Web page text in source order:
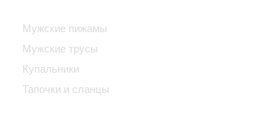
Мужские пижамы
Мужские трусы
Купальники
Тапочки и сланцы